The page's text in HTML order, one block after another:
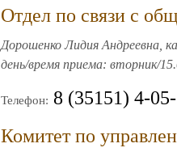
Отдел по связи с
Дорошенко Лидия Андреевна,
день/время приема: вторник/
Телефон: 8 (35151) 4-
Комитет по